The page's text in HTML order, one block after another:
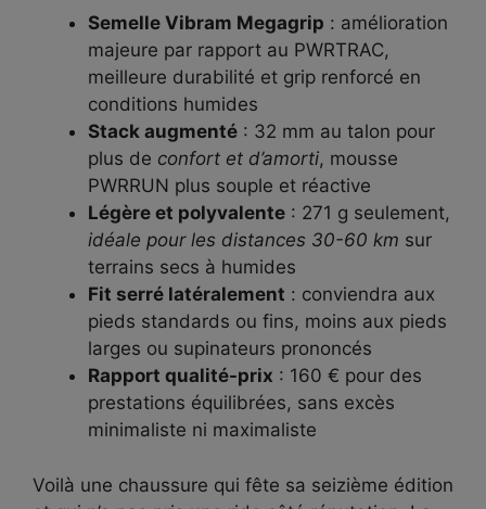
Semelle Vibram Megagrip : amélioration
majeure par rapport au PWRTRAC,
meilleure durabilité et grip renforcé en
conditions humides
Stack augmenté : 32 mm au talon pour
plus de confort et d’amorti, mousse
PWRRUN plus souple et réactive
Légère et polyvalente : 271 g seulement,
idéale pour les distances 30-60 km sur
terrains secs à humides
Fit serré latéralement : conviendra aux
pieds standards ou fins, moins aux pieds
larges ou supinateurs prononcés
Rapport qualité-prix : 160 € pour des
prestations équilibrées, sans excès
minimaliste ni maximaliste
Voilà une chaussure qui fête sa seizième édition